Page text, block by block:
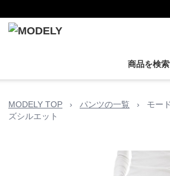
商品を検
MODELY TOP › パンツの一覧 ›
モー
ズシルエット